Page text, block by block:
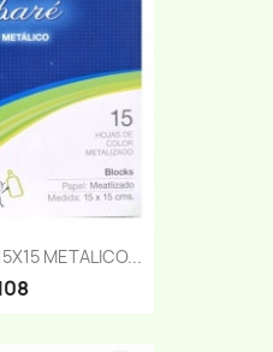
METALICO...